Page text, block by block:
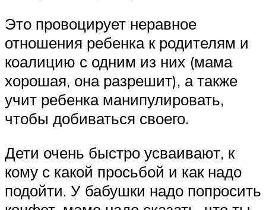
Это провоцирует неравное
отношения ребенка к родителям и
коалицию с одним из них (мама
хорошая, она разрешит), а также
учит ребенка манипулировать,
чтобы добиваться своего.
Дети очень быстро усваивают, к
кому с какой просьбой и как надо
подойти. У бабушки надо попросить